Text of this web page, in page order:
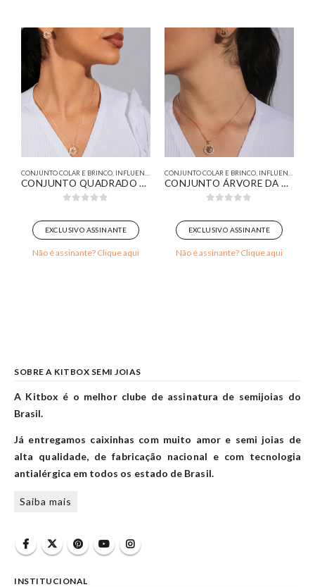
CONJUNTO COLAR E BRINCO INFLUENCER
CONJUNTO QUADRADO COM LOSANGO CRAVEJADO BANHADO EM OURO 18K
EXCLUSIVO ASSINANTE
Não é assinante? Clique aqui
CONJUNTO COLAR E BRINCO INFLUENCER
CONJUNTO ÁRVORE DA VIDA CRAVEJADO BANHADO EM OURO 18K
EXCLUSIVO ASSINANTE
Não é assinante? Clique aqui
SOBRE A KITBOX SEMI JOIAS
A Kitbox é o melhor clube de assinatura de semijoias do
Brasil.
Já entregamos caixinhas com muito amor e semi joias de
alta qualidade, de fabricação nacional e com tecnologia
antialérgica em todos os estado de Brasil.
Saiba mais
INSTITUCIONAL